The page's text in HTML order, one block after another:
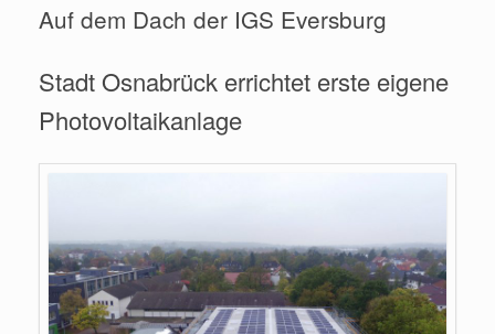
Auf dem Dach der IGS Eversburg
Stadt Osnabrück errichtet erste eigene
Photovoltaikanlage